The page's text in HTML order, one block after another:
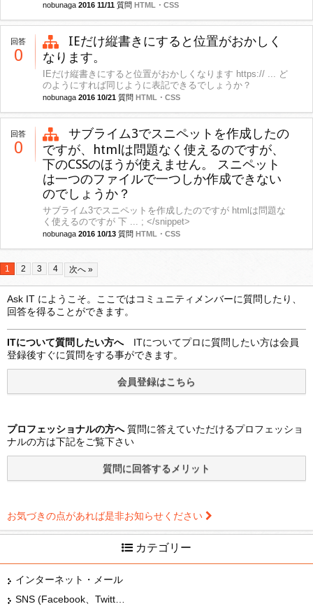
nobunaga 2016 11/11 質問 HTML・CSS
回答
0
IEだけ縦書きにすると位置がおかしく
なります。
IEだけ縦書きにすると位置がおかしくなります https:// ... ど
のようにすれば同じように表記できるでしょうか？
nobunaga 2016 10/21 質問 HTML・CSS
回答
0
サブライム3でスニペットを作成したの
ですが、htmlは問題なく使えるのですが、
下のCSSのほうが使えません。 スニペット
は一つのファイルで一つしか作成できない
のでしょうか？
サブライム3でスニペットを作成したのですが htmlは問題な
く使えるのですが 下 ... ; </snippet>
nobunaga 2016 10/13 質問 HTML・CSS
1 2 3 4 次へ »
Ask IT にようこそ。ここではコミュニティメンバーに質問したり、
回答を得ることができます。
ITについて質問したい方へITについてプロに質問したい方は会員
登録後すぐに質問をする事ができます。
プロフェッショナルの方へ質問に答えていただけるプロフェッショ
ナルの方は下記をご覧下さい
お気づきの点があれば是非お知らせください
カテゴリー
インターネット・メール